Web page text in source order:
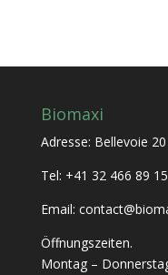
Biomaxi
Adresse: Bellevoie
Tel: +41 32 466 89 15
Email:
Öffnungszeiten.
Montag –